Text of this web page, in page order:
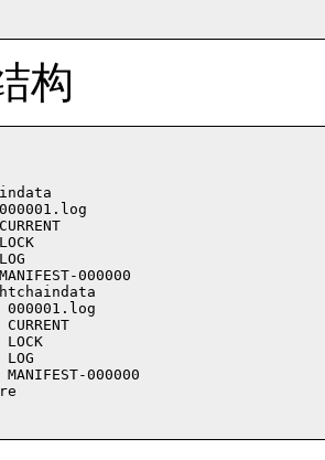
构
000000
000000